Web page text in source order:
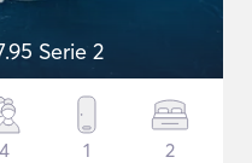
Serie 2
4 1 2